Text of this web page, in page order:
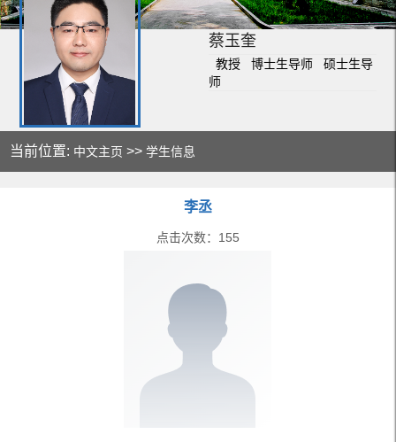
蔡玉奎
教授 博士生导师 硕士生导
师
当前位置: 中文主页 >>学生信息
李丞
点击次数： 155